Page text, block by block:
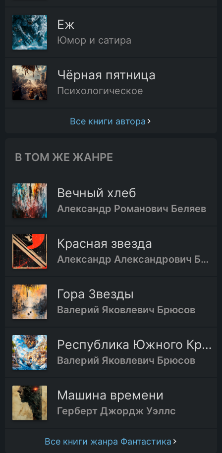
Еж
Юмор и сатира
Чёрная пятница
Психологическое
Все книги автора
В ТОМ ЖЕ ЖАНРЕ
Вечный хлеб
Александр Романович Беляев
Красная звезда
Александр Александрович Богданов
Гора Звезды
Валерий Яковлевич Брюсов
Республика Южного Креста
Валерий Яковлевич Брюсов
Машина времени
Герберт Джордж Уэллс
Все книги жанра Фантастика